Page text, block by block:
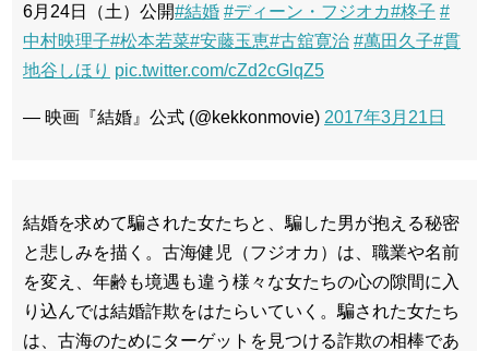
6月24日（土）公開#結婚 #ディーン・フジオカ#柊子 #
中村映理子#松本若菜#安藤玉恵#古舘寛治 #萬田久子#貫
地谷しほり pic.twitter.com/cZd2cGlqZ5
— 映画『結婚』公式 (@kekkonmovie) 2017年3月21日
結婚を求めて騙された女たちと、騙した男が抱える秘密
と悲しみを描く。古海健児（フジオカ）は、職業や名前
を変え、年齢も境遇も違う様々な女たちの心の隙間に入
り込んでは結婚詐欺をはたらいていく。騙された女たち
は、古海のためにターゲットを見つける詐欺の相棒であ